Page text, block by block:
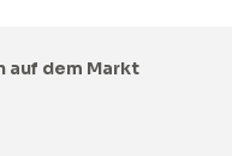
auf dem Markt